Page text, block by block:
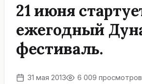
21 июня
ежегодный
фестиваль.
31 мая 2013 6 009 просмотров